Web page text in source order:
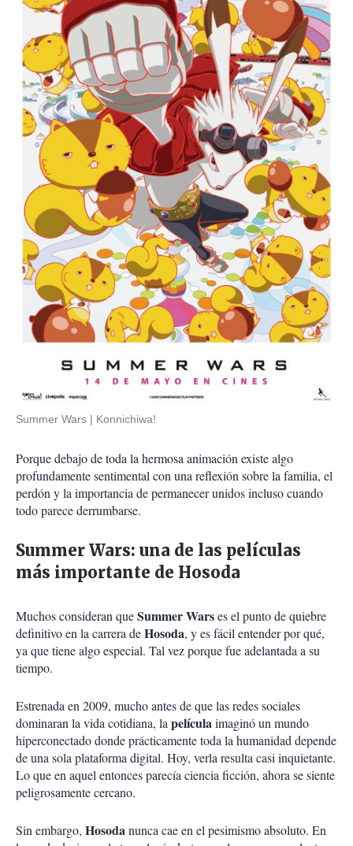
Summer Wars Konnichiwa!
Porque debajo de toda la hermosa animación existe algo
profundamente sentimental con una reflexión sobre la familia, el
perdón y la importancia de permanecer unidos incluso cuando
todo parece derrumbarse.
Summer Wars: una de las películas
más importante de Hosoda
Muchos consideran queSummer Warses el punto de quiebre
definitivo en la carrera deHosoda, y es fácil entender por qué,
ya que tiene algo especial. Tal vez porque fue adelantada a su
tiempo.
Estrenada en 2009, mucho antes de que las redes sociales
dominaran la vida cotidiana, la películaimaginó un mundo
hiperconectado donde prácticamente toda la humanidad depende
de una sola plataforma digital. Hoy, verla resulta casi inquietante.
Lo que en aquel entonces parecía ciencia ficción, ahora se siente
peligrosamente cercano.
Sin embargo, Hosodanunca cae en el pesimismo absoluto. En